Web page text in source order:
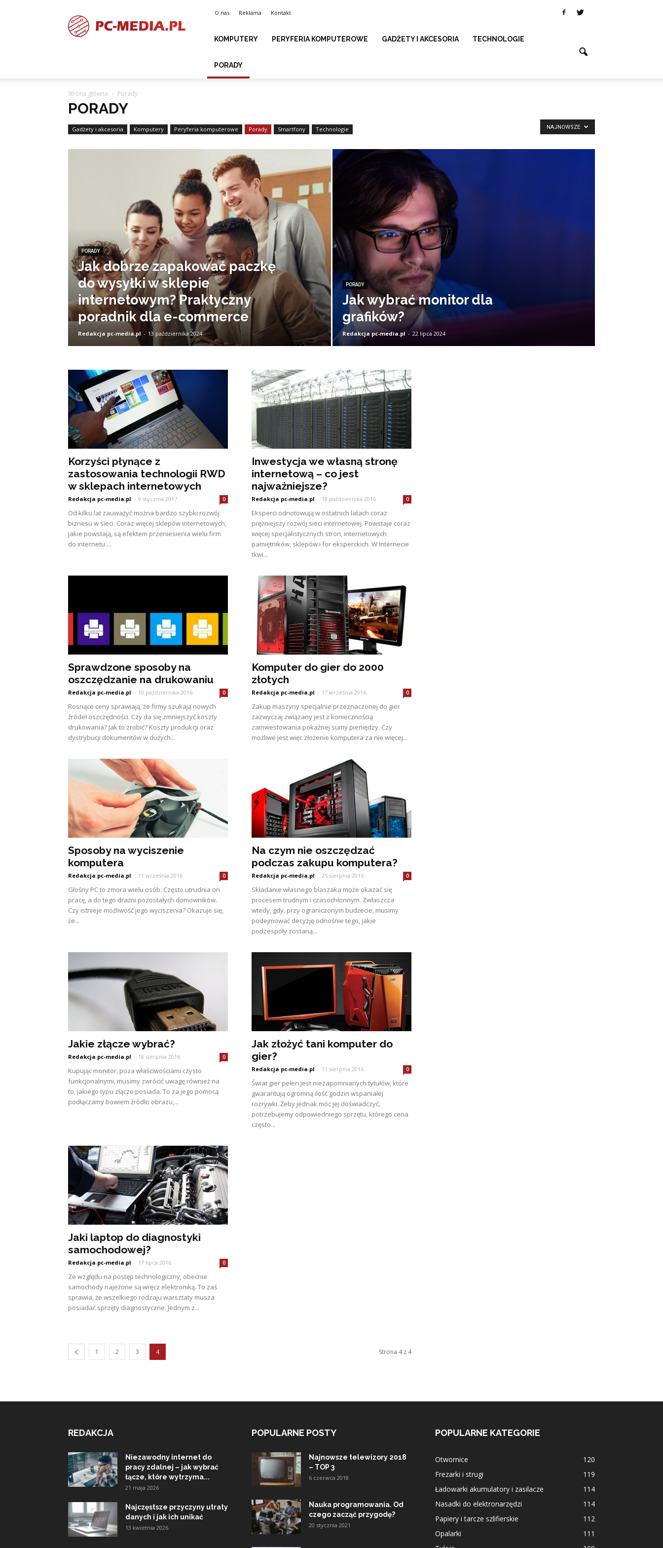
media.pl
O nas Reklama Kontakt
KOMPUTERY PERYFERIA KOMPUTEROWE GADŻETY I AKCESORIA TECHNOLOGIE
PORADY
Strona główna Porady
PORADY
Gadżety i akcesoria Komputery Peryferia komputerowe Porady Smartfony Technologie NAJNOWSZE
PORADY
Jak dobrze zapakować paczkę
do wysyłki w sklepie
internetowym? Praktyczny
poradnik dla e-commerce
Redakcja pc-media.pl - 13 października 2024
PORADY
Jak wybrać monitor dla
grafików?
Redakcja pc-media.pl - 22 lipca 2024
Korzyści płynące z
zastosowania technologii RWD
w sklepach internetowych
Redakcja pc-media.pl - 9 stycznia 2017 0
Od kilku lat zauważyć można bardzo szybki rozwój
biznesu w sieci. Coraz więcej sklepów internetowych,
jakie powstają, są efektem przeniesienia wielu firm
do internetu....
Inwestycja we własną stronę
internetową – co jest
najważniejsze?
Redakcja pc-media.pl - 18 października 2016 0
Eksperci odnotowują w ostatnich latach coraz
prężniejszy rozwój sieci internetowej. Powstaje coraz
więcej specjalistycznych stron, internetowych
pamiętników, sklepów i for eksperckich. W Internecie
tkwi...
Sprawdzone sposoby na
oszczędzanie na drukowaniu
Redakcja pc-media.pl - 10 października 2016 0
Rosnące ceny sprawiają, że firmy szukają nowych
źródeł oszczędności. Czy da się zmniejszyć koszty
drukowania? Jak to zrobić? Koszty produkcji oraz
dystrybucji dokumentów w dużych...
Komputer do gier do 2000
złotych
Redakcja pc-media.pl - 17 września 2016 0
Zakup maszyny specjalnie przeznaczonej do gier
zazwyczaj związany jest z koniecznością
zainwestowania pokaźnej sumy pieniędzy. Czy
możliwe jest więc złożenie komputera za nie więcej...
Sposoby na wyciszenie
komputera
Redakcja pc-media.pl - 11 września 2016 0
Głośny PC to zmora wielu osób. Często utrudnia on
pracę, a do tego drażni pozostałych domowników.
Czy istnieje możliwość jego wyciszenia? Okazuje się,
że...
Na czym nie oszczędzać
podczas zakupu komputera?
Redakcja pc-media.pl - 25 sierpnia 2016 0
Składanie własnego blaszaka może okazać się
procesem trudnym i czasochłonnym. Zwłaszcza
wtedy, gdy, przy ograniczonym budżecie, musimy
podejmować decyzję odnośnie tego, jakie
podzespoły zostaną...
Jakie złącze wybrać?
Redakcja pc-media.pl - 18 sierpnia 2016 0
Kupując monitor, poza właściwościami czysto
funkcjonalnymi, musimy zwrócić uwagę również na
to, jakiego typu złącze posiada. To za jego pomocą
podłączamy bowiem źródło obrazu,...
Jak złożyć tani komputer do
gier?
Redakcja pc-media.pl - 11 sierpnia 2016 0
Świat gier pełen jest niezapomnianych tytułów, które
gwarantują ogromną ilość godzin wspaniałej
rozrywki. Żeby jednak móc jej doświadczyć,
potrzebujemy odpowiedniego sprzętu, którego cena
często...
Jaki laptop do diagnostyki
samochodowej?
Redakcja pc-media.pl - 17 lipca 2016 0
Ze względu na postęp technologiczny, obecnie
samochody najeżone są wręcz elektroniką. To zaś
sprawia, że wszelkiego rodzaju warsztaty musza
posiadać sprzęty diagnostyczne. Jednym z...
1 2 3 4 Strona 4 z 4
REDAKCJA
Niezawodny internet do
pracy zdalnej – jak wybrać
łącze, które wytrzyma...
21 maja 2026
Najczęstsze przyczyny utraty
danych i jak ich unikać
13 kwietnia 2026
POPULARNE POSTY
Najnowsze telewizory 2018
– TOP 3
6 czerwca 2018
Nauka programowania. Od
czego zacząć przygodę?
20 stycznia 2021
POPULARNE KATEGORIE
Otwornice
120
Frezarki i strugi
119
Ładowarki akumulatory i zasilacze
114
Nasadki do elektronarzędzi
114
Papiery i tarcze szlifierskie
112
Opalarki
111